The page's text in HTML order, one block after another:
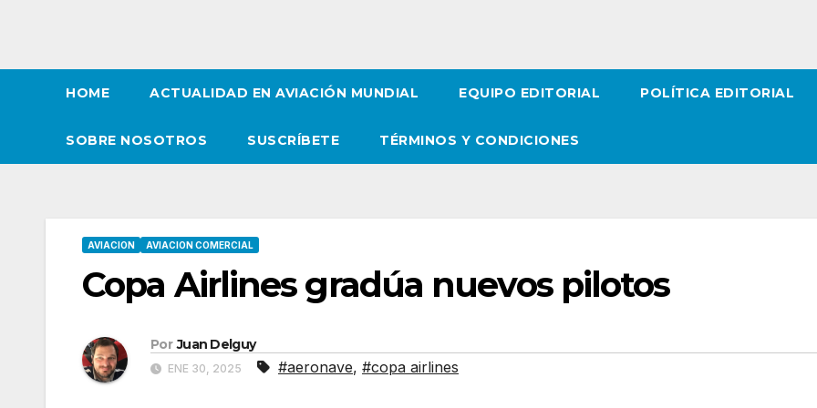
HOME ACTUALIDAD EN AVIACIÓN MUNDIAL EQUIPO EDITORIAL POLÍTICA EDITORIAL
SOBRE NOSOTROS SUSCRÍBETE TÉRMINOS Y CONDICIONES
AVIACION AVIACION COMERCIAL
Copa Airlines gradúa nuevos pilotos
Por Juan Delguy
ENE 30, 2025 #aeronave, #copa airlines